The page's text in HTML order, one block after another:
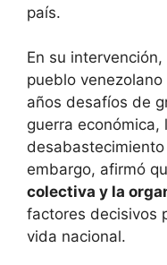
país.
En su
pueblo
años desafíos de
guerra económica,
embargo, afirmó
colectiva y la
factores decisivos
vida nacional.